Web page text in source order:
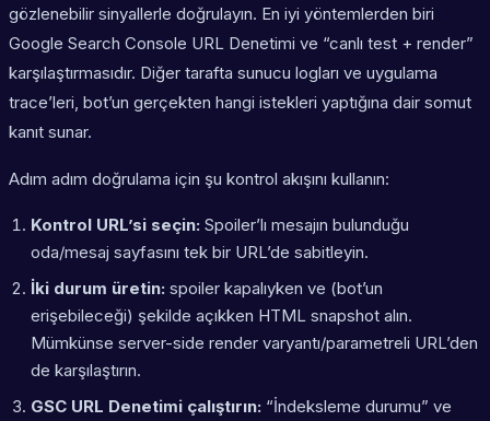
gözlenebilir sinyallerle doğrulayın. En iyi yöntemlerden biri
Google Search Console URL Denetimi ve “canlı test + render”
karşılaştırmasıdır. Diğer tarafta sunucu logları ve uygulama
trace’leri, bot’un gerçekten hangi istekleri yaptığına dair somut
kanıt sunar.
Adım adım doğrulama için şu kontrol akışını kullanın:
Kontrol URL’si seçin: Spoiler’lı mesajın bulunduğu
oda/mesaj sayfasını tek bir URL’de sabitleyin.
İki durum üretin: spoiler kapalıyken ve (bot’un
erişebileceği) şekilde açıkken HTML snapshot alın.
Mümkünse server-side render varyantı/parametreli URL’den
de karşılaştırın.
GSC URL Denetimi çalıştırın: “İndeksleme durumu” ve